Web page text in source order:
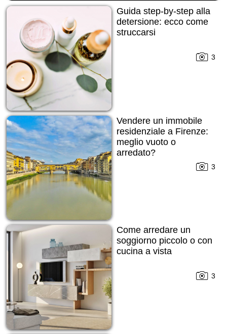
Guida step-by-step alla
detersione: ecco come
struccarsi
3
Vendere un immobile
residenziale a Firenze:
meglio vuoto o
arredato?
3
Come arredare un
soggiorno piccolo o con
cucina a vista
3